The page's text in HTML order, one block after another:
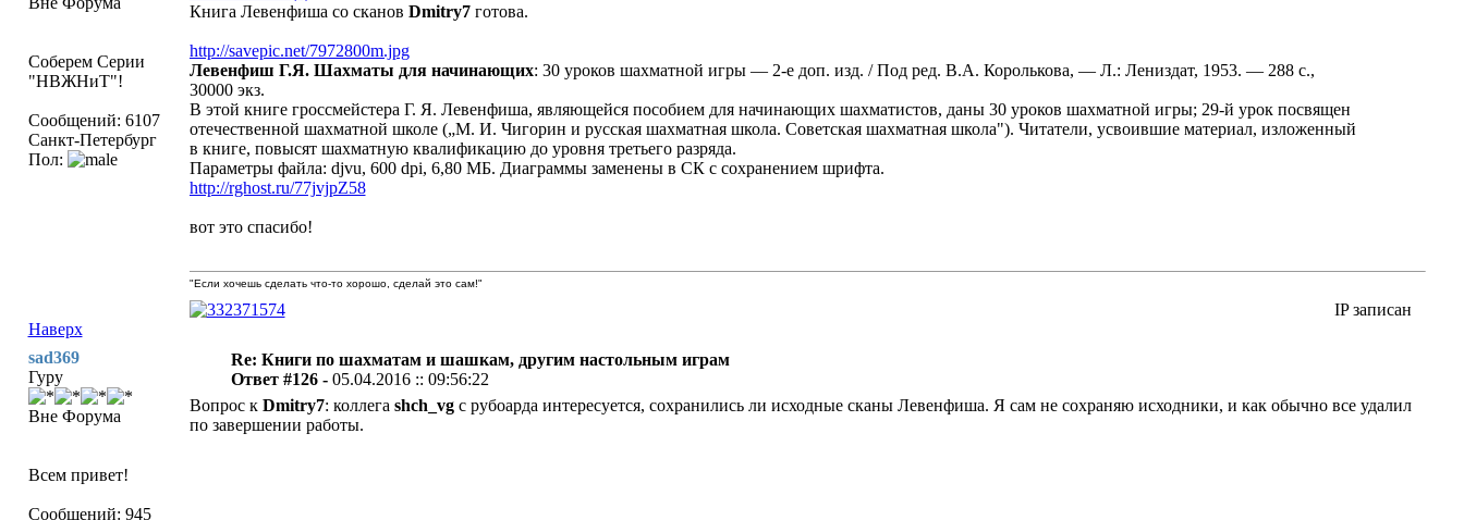
Соберем Серии
"НВЖНиТ"!
Сообщений: 6107
Санкт-Петербург
Пол:
Книга Левенфиша со сканов Dmitry7готова.
http://savepic.net/7972800m.jpg
Левенфиш Г.Я. Шахматы для начинающих: 30 уроков шахматной игры — 2-е доп. изд. / Под ред. В.А. Королькова, — Л.: Лениздат, 1953. — 288 с.,
30000 экз.
В этой книге гроссмейстера Г. Я. Левенфиша, являющейся пособием для начинающих шахматистов, даны 30 уроков шахматной игры; 29-й урок посвящен
отечественной шахматной школе („М. И. Чигорин и русская шахматная школа. Советская шахматная школа"). Читатели, усвоившие материал, изложенный
в книге, повысят шахматную квалификацию до уровня третьего разряда.
Параметры файла: djvu, 600 dpi, 6,80 МБ. Диаграммы заменены в СК с сохранением шрифта.
http://rghost.ru/77jvjpZ58
вот это спасибо!
Наверх
"Если хочешь сделать что-то хорошо, сделай это сам!"
IP записан
sad369
Гуру
Вне Форума
Всем привет!
Сообщений: 945
Re: Книги по шахматам и шашкам, другим настольным играм
Ответ #126 - 05.04.2016 :: 09:56:22
Вопрос к Dmitry7: коллега shch_vgс рубоарда интересуется, сохранились ли исходные сканы Левенфиша. Я сам не сохраняю исходники, и как обычно все удалил
по завершении работы.